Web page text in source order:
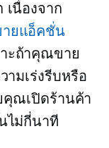
เนื่องจาก
ายแอ็คชั่น
ะถ้าคุณขาย
ามเร่งรีบหรือ
คุณเปิดร้านค้า
ไม่กี่นาที